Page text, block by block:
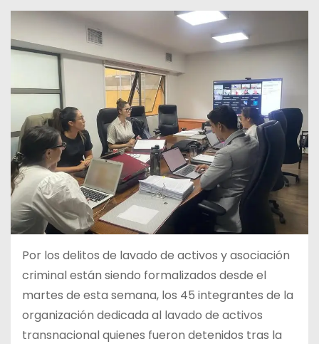
Por los delitos de lavado de activos y asociación
criminal están siendo formalizados desde el
martes de esta semana, los 45 integrantes de la
organización dedicada al lavado de activos
transnacional quienes fueron detenidos tras la